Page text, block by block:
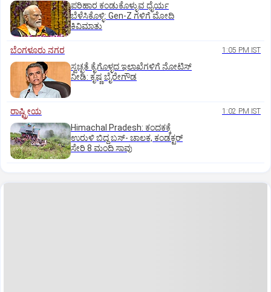
ಪರಿಹಾರ ಕಂಡುಕೊಳ್ಳುವ ಧೈರ್ಯ
ಬೆಳೆಸಿಕೊಳ್ಳಿ: Gen-Z ಗಳಿಗೆ ಮೋದಿ
ಕಿವಿಮಾತು
ಬೆಂಗಳೂರು ನಗರ 1:05 PM IST
ಸ್ವಚ್ಛತೆ ಕೈಗೊಳ್ಳದ ಇಲಾಖೆಗಳಿಗೆ ನೋಟಿಸ್‌
ನೀಡಿ: ಕೃಷ್ಣ ಬೈರೇಗೌಡ
ರಾಷ್ಟ್ರೀಯ 1:02 PM IST
Himachal Pradesh: ಕಂದಕಕ್ಕೆ
ಉರುಳಿ ಬಿದ್ದ ಬಸ್-‌ ಚಾಲಕ, ಕಂಡಕ್ಟರ್‌
ಸೇರಿ 8 ಮಂದಿ ಸಾವು